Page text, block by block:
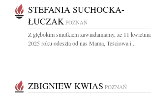
STEFANIA SUCHOCKA-
ŁUCZAK POZNAŃ
Z głębokim smutkiem zawiadamiamy, że 11 kwietnia
2025 roku odeszła od nas Mama, Teściowa i...
ZBIGNIEW KWIAS POZNAŃ